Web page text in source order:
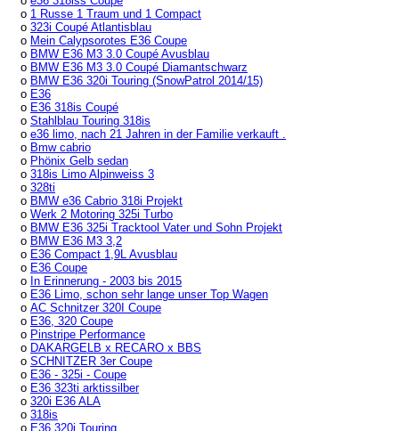
o 1 Russe 1 Traum und 1 Compact
o 323i Coupé Atlantisblau
o Mein Calypsorotes E36 Coupe
o BMW E36 M3 3.0 Coupé Avusblau
o BMW E36 M3 3.0 Coupé Diamantschwarz
o BMW E36 320i Touring (SnowPatrol 2014/15)
o E36
o E36 318is Coupé
o Stahlblau Touring 318is
o e36 limo, nach 21 Jahren in der Familie verkauft .
o Bmw cabrio
o Phönix Gelb sedan
o 318is Limo Alpinweiss 3
o 328ti
o BMW e36 Cabrio 318i Projekt
o Werk 2 Motoring 325i Turbo
o BMW E36 325i Tracktool Vater und Sohn Projekt
o BMW E36 M3 3,2
o E36 Compact 1,9L Avusblau
o E36 Coupe
o In Erinnerung - 2003 bis 2015
o E36 Limo, schon sehr lange unser Top Wagen
o AC Schnitzer 320I Coupe
o E36, 320 Coupe
o Pinstripe Performance
o DAKARGELB x RECARO x BBS
o SCHNITZER 3er Coupe
o E36 - 325i - Coupe
o E36 323ti arktissilber
o 320i E36 ALA
o 318is
o E36 320i Touring